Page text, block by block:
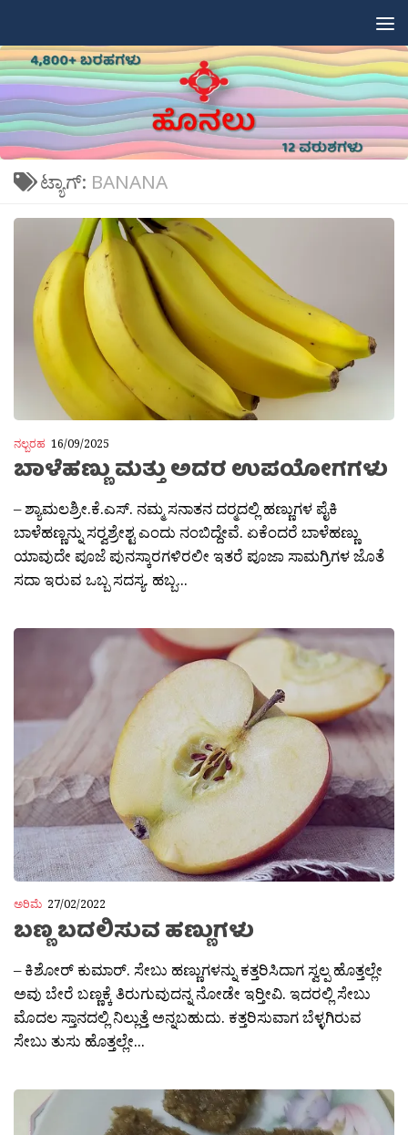
ಟ್ಯಾಗ್: BANANA
ನಲ್ಬರಹ 16/09/2025
ಬಾಳೆಹಣ್ಣು ಮತ್ತು ಅದರ ಉಪಯೋಗಗಳು
– ಶ್ಯಾಮಲಶ್ರೀ.ಕೆ.ಎಸ್. ನಮ್ಮ ಸನಾತನ ದರ‍್ಮದಲ್ಲಿ ಹಣ್ಣುಗಳ ಪೈಕಿ
ಬಾಳೆಹಣ್ಣನ್ನು ಸರ‍್ವಶ್ರೇಶ್ಟ ಎಂದು ನಂಬಿದ್ದೇವೆ. ಏಕೆಂದರೆ ಬಾಳೆಹಣ್ಣು
ಯಾವುದೇ ಪೂಜೆ ಪುನಸ್ಕಾರಗಳಿರಲೀ ಇತರೆ ಪೂಜಾ ಸಾಮಗ್ರಿಗಳ ಜೊತೆ
ಸದಾ ಇರುವ ಒಬ್ಬ ಸದಸ್ಯ. ಹಬ್ಬ...
ಅರಿಮೆ 27/02/2022
ಬಣ್ಣ ಬದಲಿಸುವ ಹಣ್ಣುಗಳು
– ಕಿಶೋರ್ ಕುಮಾರ್. ಸೇಬು ಹಣ್ಣುಗಳನ್ನು ಕತ್ತರಿಸಿದಾಗ ಸ್ವಲ್ಪ ಹೊತ್ತಲ್ಲೇ
ಅವು ಬೇರೆ ಬಣ್ಣಕ್ಕೆ ತಿರುಗುವುದನ್ನ ನೋಡೇ ಇರ‍್ತೀವಿ. ಇದರಲ್ಲಿ ಸೇಬು
ಮೊದಲ ಸ್ತಾನದಲ್ಲಿ ನಿಲ್ಲುತ್ತೆ ಅನ್ನಬಹುದು. ಕತ್ತರಿಸುವಾಗ ಬೆಳ್ಳಗಿರುವ
ಸೇಬು ತುಸು ಹೊತ್ತಲ್ಲೇ...